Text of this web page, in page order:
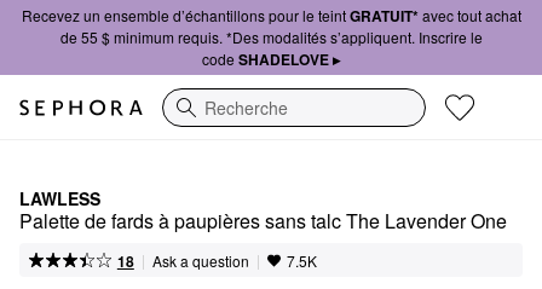
Recevez un ensemble d’échantillons pour le teintGRATUIT*avec tout achat
de 55 $ minimum requis. *Des modalités s’appliquent. Inscrire le
code SHADELOVE ▸
Recherche
LAWLESS
Palette de fards à paupières sans talc The Lavender One
18 | Ask a question | 7.5K